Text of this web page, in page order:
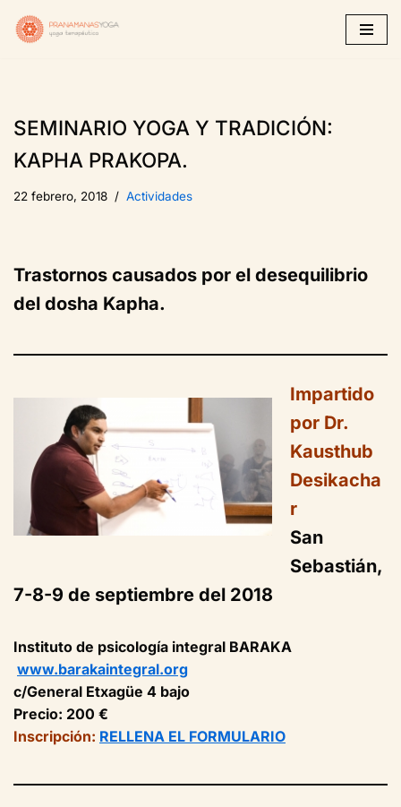
Saltar
SEMINARIO YOGA Y TRADICIÓN:
KAPHA PRAKOPA.
22 febrero, 2018 Actividades
Trastornos causados por el desequilibrio
del dosha Kapha.
Impartido
por Dr.
Kausthub
Desikacha
r
San
Sebastián,
7-8-9 de septiembre del 2018
Instituto de psicología integral BARAKA
www.barakaintegral.org
c/General Etxagüe 4 bajo
Precio: 200 €
Inscripción: RELLENA EL FORMULARIO